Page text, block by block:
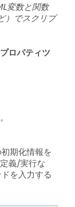
変数と関数
）でスクリプ
ロパティツ
期化情報を
義/実行な
を入力する